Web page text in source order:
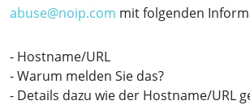
abuse@noip.com mit folgenden
- Hostname/URL
- Warum melden Sie das?
- Details dazu wie der Hostname/URL